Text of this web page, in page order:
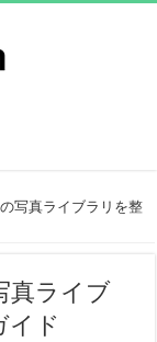
写真ライブラリを整
真ライブ
イド